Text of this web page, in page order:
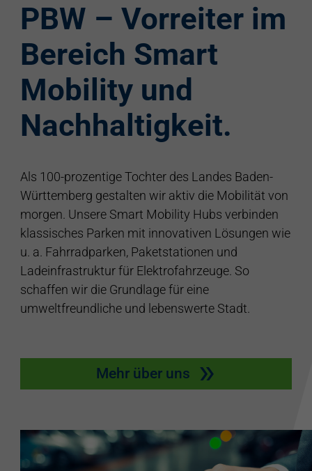
PBW – Vorreiter im
Bereich Smart
Mobility und
Nachhaltigkeit.
Als 100-prozentige Tochter des Landes Baden-
Württemberg gestalten wir aktiv die Mobilität von
morgen. Unsere Smart Mobility Hubs verbinden
klassisches Parken mit innovativen Lösungen wie
u. a. Fahrradparken, Paketstationen und
Ladeinfrastruktur für Elektrofahrzeuge. So
schaffen wir die Grundlage für eine
umweltfreundliche und lebenswerte Stadt.
Mehr über uns